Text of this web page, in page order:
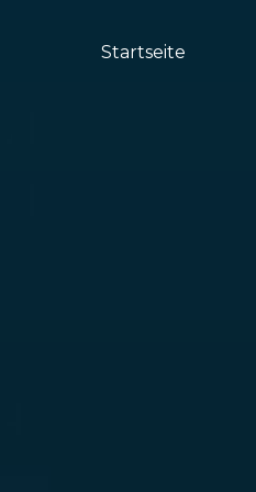
Startseite